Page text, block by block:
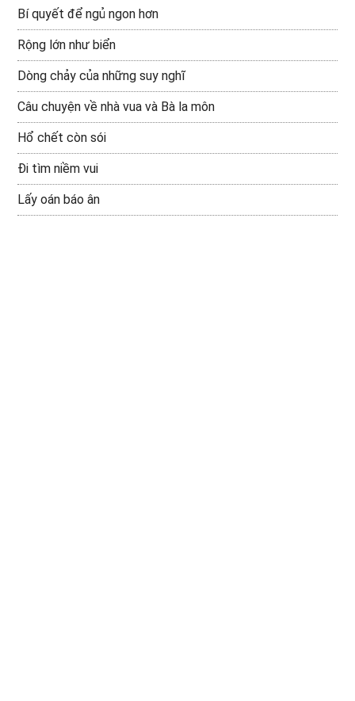
Bí quyết để ngủ ngon hơn
Rộng lớn như biển
Dòng chảy của những suy nghĩ
Câu chuyện về nhà vua và Bà la môn
Hổ chết còn sói
Đi tìm niềm vui
Lấy oán báo ân